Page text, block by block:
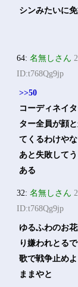
シンみたいに
64:名無しさん
ID:t768Qg9jp
>>50
コーディネイ
ター全員が顔
てくるわけや
あと失敗して
ある
32:名無しさん
ID:t768Qg9jp
ゆるふわのお
り嫌われとるで
歌で戦争止め
ままやと